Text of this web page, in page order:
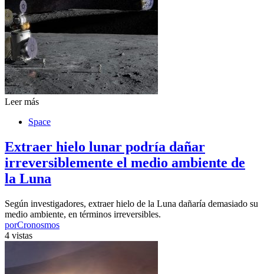
Leer más
Space
Extraer hielo lunar podría dañar
irreversiblemente el medio ambiente de
la Luna
Según investigadores, extraer hielo de la Luna dañaría demasiado su
medio ambiente, en términos irreversibles.
porCronosmos
4 vistas